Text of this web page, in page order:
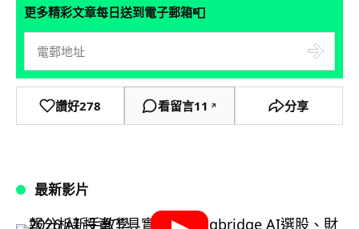
更多精彩文章每日送到電子郵箱📮
讚好278 看留言11 ↗ 分享
最新影片